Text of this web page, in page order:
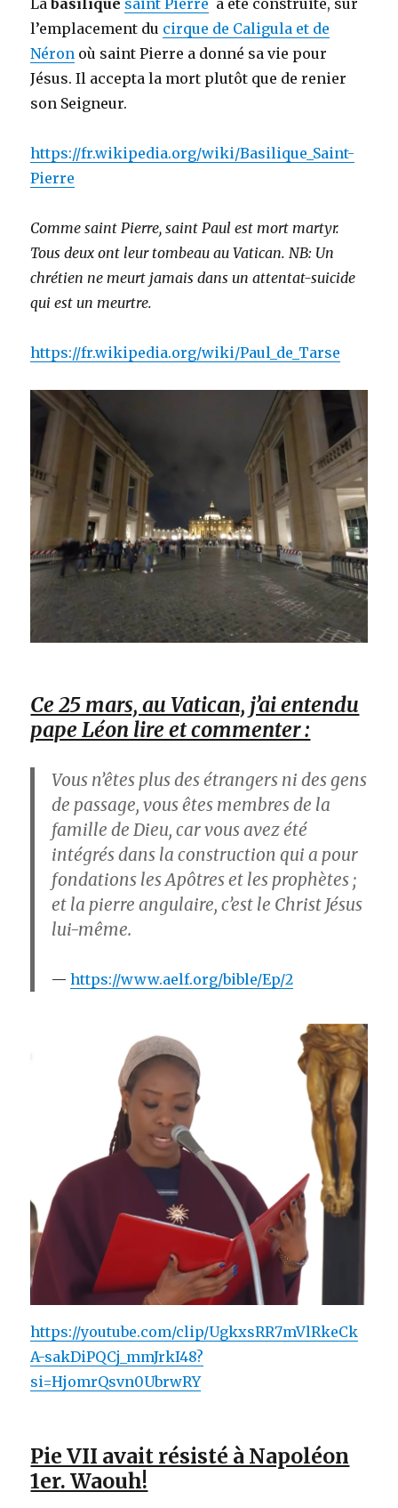
La basilique saint Pierre a été construite, sur
l’emplacement du cirque de Caligula et de
Néron où saint Pierre a donné sa vie pour
Jésus. Il accepta la mort plutôt que de renier
son Seigneur.
https://fr.wikipedia.org/wiki/Basilique_Saint-
Pierre
Comme saint Pierre, saint Paul est mort martyr.
Tous deux ont leur tombeau au Vatican. NB: Un
chrétien ne meurt jamais dans un attentat-suicide
qui est un meurtre.
https://fr.wikipedia.org/wiki/Paul_de_Tarse
Ce 25 mars, au Vatican, j’ai entendu
pape Léon lire et commenter :
Vous n’êtes plus des étrangers ni des gens
de passage, vous êtes membres de la
famille de Dieu, car vous avez été
intégrés dans la construction qui a pour
fondations les Apôtres et les prophètes ;
et la pierre angulaire, c’est le Christ Jésus
lui-même.
https://www.aelf.org/bible/Ep/2
https://youtube.com/clip/UgkxsRR7mVlRkeCk
A-sakDiPQCj_mmJrkI48?
si=HjomrQsvn0UbrwRY
Pie VII avait résisté à Napoléon
1er. Waouh!